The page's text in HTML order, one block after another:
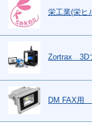
栄工業(栄ヒ
Zortrax 3D
DM FAX用